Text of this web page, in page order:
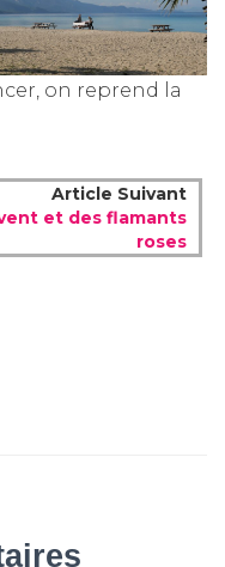
on reprend la
Article Suivant
et des flamants
roses